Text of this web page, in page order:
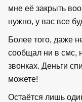
мне её закрыть
нужно, у вас все
Более того, даже
сообщал ни в смс,
звонках. Деньги
можете!
Остаётся лишь